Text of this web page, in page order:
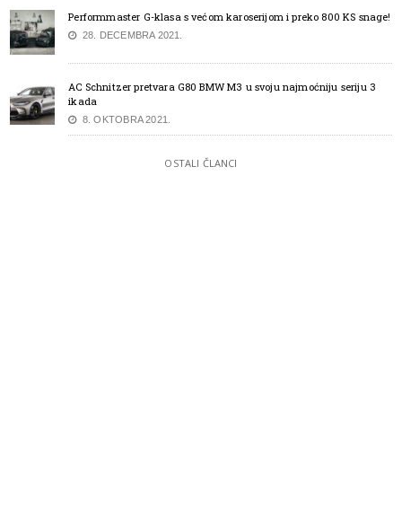
Performmaster G-klasa s većom karoserijom i preko 800 KS snage!
28. DECEMBRA 2021.
AC Schnitzer pretvara G80 BMW M3 u svoju najmoćniju seriju 3
ikada
8. OKTOBRA 2021.
OSTALI ČLANCI